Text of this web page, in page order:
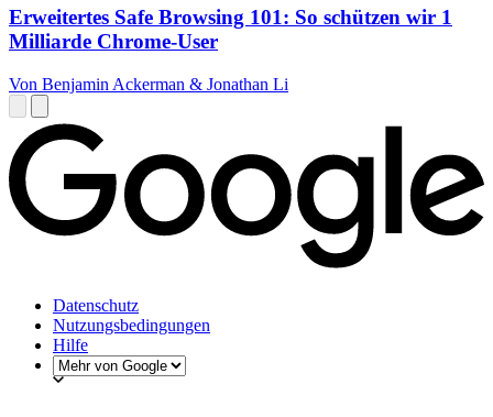
Erweitertes Safe Browsing 101: So schützen wir 1
Milliarde Chrome-User
Von Benjamin Ackerman & Jonathan Li
Datenschutz
Nutzungsbedingungen
Hilfe